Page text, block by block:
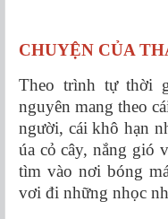
CHUYỆN CỦA
Theo trình tự thời
nguyên mang theo
người, cái khô hạn
úa cỏ cây, nắng gió
tìm vào nơi bóng
vơi đi những nhọc